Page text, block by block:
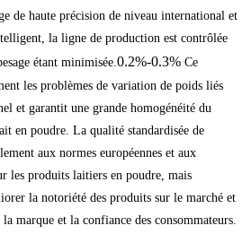
de haute précision de niveau international et
la ligne de production est contrôlée
étant minimisée. 0.2%-0.3% Ce
les problèmes de variation de poids liés
et garantit une grande homogénéité du
en poudre. La qualité standardisée de
aux normes européennes et aux
les produits laitiers en poudre, mais
la notoriété des produits sur le marché et
marque et la confiance des consommateurs.